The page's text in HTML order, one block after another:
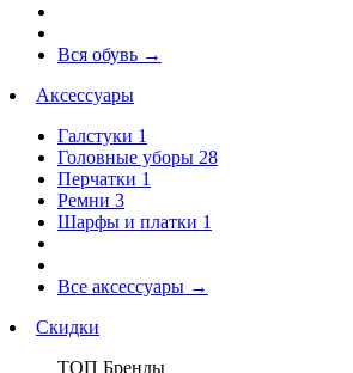
Вся обувь →
Аксессуары
Галстуки 1
Головные уборы 28
Перчатки 1
Ремни 3
Шарфы и платки 1
Все аксессуары →
Скидки
ТОП Бренды